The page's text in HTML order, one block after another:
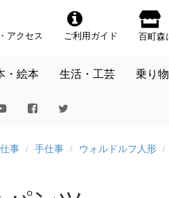
アクセス ご利用ガイド 百町森
・絵本 生活・工芸 乗り
事 手仕事 ウォルドルフ人形